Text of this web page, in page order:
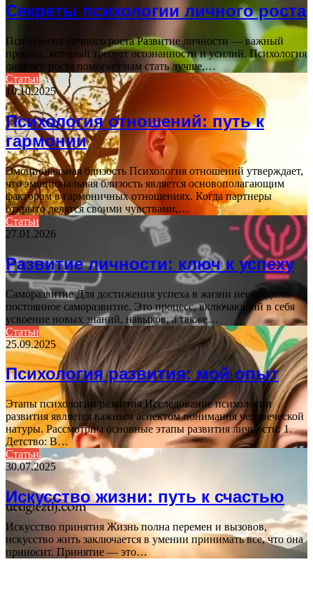
Секреты психологии личного роста
Психология личного роста Развитие личности — важный
процесс, который требует осознанности и усилий. Психология
личного роста помогает нам стать лучше,…
Статьи
10.10.2025
Психология отношений: путь к
гармонии
Эмоциональная близость Психология отношений утверждает,
что эмоциональная близость является основополагающим
фактором в гармоничных отношениях. Когда партнеры
открыто делятся своими чувствами,…
Статьи
27.01.2026
Развитие личности: ключ к успеху
Саморазвитие Для достижения успеха в жизни необходимо
постоянное саморазвитие. Это процесс, включающий в себя
усвоение новых знаний, навыков, а также…
Статьи
25.09.2025
Психология развития: мой опыт
Этапы психологии развития Исследование психологии
развития является важным аспектом понимания человеческой
натуры. Рассмотрим основные этапы развития личности: 1.
Детство: В…
Статьи
30.07.2025
Искусство жизни: путь к счастью
Искусство принятия Жизнь полна перемен и вызовов,
искусство жить заключается в умении принимать все, что она
приносит. Принятие — это…